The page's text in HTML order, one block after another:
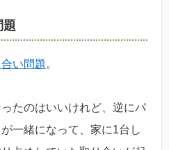
題
い問題 。
たのはいいけれど、逆にパ
一緒になって、家に1台し